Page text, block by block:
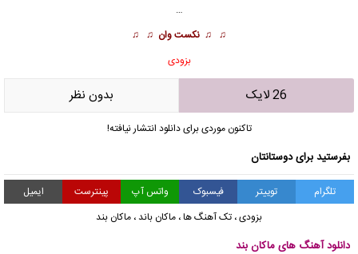
…
♫ ♫ نکست وان ♫ ♫
بزودی
26 لایک بدون نظر
تاکنون موردی برای دانلود انتشار نیافته!
بفرستید برای دوستانتان
تلگرام توییتر فیسبوک واتس آپ پینترست
ایمیل
بزودی، تک آهنگ ها، ماکان باند ، ماکان بند
دانلود آهنگ های ماکان بند